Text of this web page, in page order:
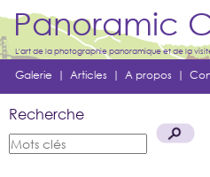
Panoramic
L'art de la photographie panoramique et de la
Galerie | Articles | A propos |
Recherche